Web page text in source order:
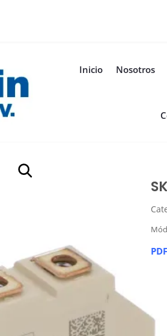
Inicio Nosotros